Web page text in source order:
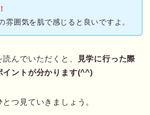
雰囲気を肌で感じると良いですよ。
んでいただくと、
見学に行った際
イントが分かります(^^)
つ見ていきましょう。